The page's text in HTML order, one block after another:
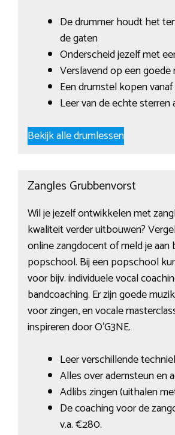
De drummer houdt het
de gaten
Onderscheid jezelf met
Verslavend op een goede
Een drumstel kopen
Leer van de echte sterren
Bekijk alle drumlessen
Zangles Grubbenvorst
Wil je jezelf ontwikkelen met
kwaliteit verder uitbouwen?
online zangdocent of meld je aan
popschool. Bij een popschool
voor bijv. individuele vocal
bandcoaching. Er zijn goede
voor zingen, en vocale
inspireren door O’G3NE.
Leer verschillende
Alles over ademsteun en
Adlibs zingen (uithalen
De coaching voor de
v.a. €280.